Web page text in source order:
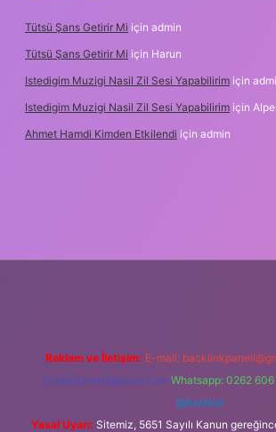
Tütsü Şans Getirir Mi için admin
Tütsü Şans Getirir Mi için Harun
Istedigim Muzigi Nasil Zil Sesi Yapabilirim için
Istedigim Muzigi Nasil Zil Sesi Yapabilirim için
Ahmet Hamdi Kimden Etkilendi için admin
Reklam ve İletişim: E-mail:
forumhizmeti@gmail.com Whatsapp: 0262
@karabul
Yasal Uyarı: Sitemiz, 5651 Sayılı Kanun